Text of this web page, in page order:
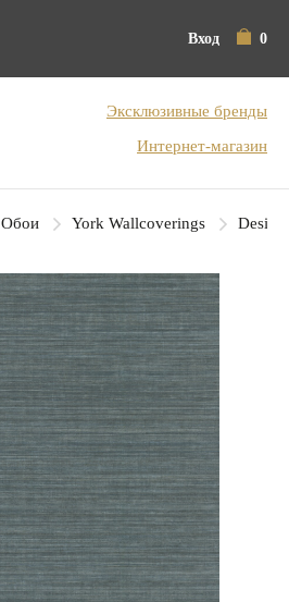
Вход 0
Эксклюзивные бренды
Интернет-магазин
Обои York Wallcoverings